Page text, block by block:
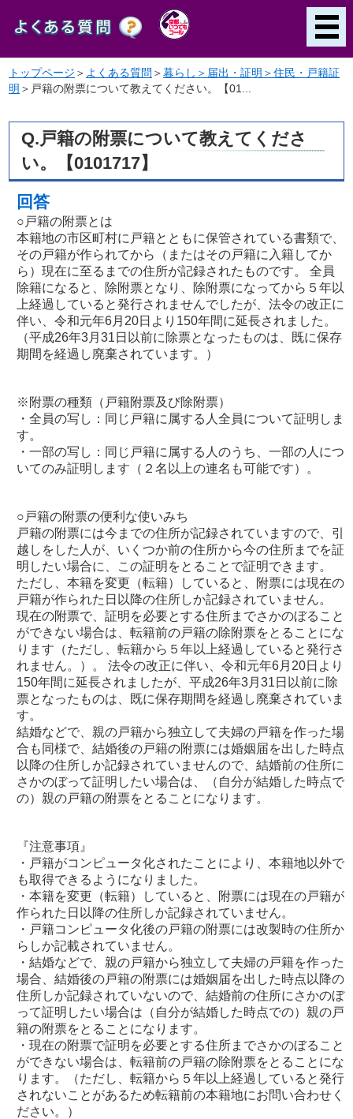
トップページ ＞ よくある質問 ＞ 暮らし＞届出・証明＞住民・戸籍証
明 ＞ 戸籍の附票について教えてください。【01...
Q.戸籍の附票について教えてくださ
い。【0101717】
回答
○戸籍の附票とは
本籍地の市区町村に戸籍とともに保管されている書類で、
その戸籍が作られてから（またはその戸籍に入籍してか
ら）現在に至るまでの住所が記録されたものです。 全員
除籍になると、除附票となり、除附票になってから５年以
上経過していると発行されませんでしたが、法令の改正に
伴い、令和元年6月20日より150年間に延長されました。
（平成26年3月31日以前に除票となったものは、既に保存
期間を経過し廃棄されています。）
※附票の種類（戸籍附票及び除附票）
・全員の写し：同じ戸籍に属する人全員について証明しま
す。
・一部の写し：同じ戸籍に属する人のうち、一部の人につ
いてのみ証明します（２名以上の連名も可能です）。
○戸籍の附票の便利な使いみち
戸籍の附票には今までの住所が記録されていますので、引
越しをした人が、いくつか前の住所から今の住所までを証
明したい場合に、この証明をとることで証明できます。
ただし、本籍を変更（転籍）していると、附票には現在の
戸籍が作られた日以降の住所しか記録されていません。
現在の附票で、証明を必要とする住所までさかのぼること
ができない場合は、転籍前の戸籍の除附票をとることにな
ります（ただし、転籍から５年以上経過していると発行さ
れません。）。 法令の改正に伴い、令和元年6月20日より
150年間に延長されましたが、平成26年3月31日以前に除
票となったものは、既に保存期間を経過し廃棄されていま
す。
結婚などで、親の戸籍から独立して夫婦の戸籍を作った場
合も同様で、結婚後の戸籍の附票には婚姻届を出した時点
以降の住所しか記録されていませんので、結婚前の住所に
さかのぼって証明したい場合は、（自分が結婚した時点で
の）親の戸籍の附票をとることになります。
『注意事項』
・戸籍がコンピュータ化されたことにより、本籍地以外で
も取得できるようになりました。
・本籍を変更（転籍）していると、附票には現在の戸籍が
作られた日以降の住所しか記録されていません。
・戸籍コンピュータ化後の戸籍の附票には改製時の住所か
らしか記載されていません。
・結婚などで、親の戸籍から独立して夫婦の戸籍を作った
場合、結婚後の戸籍の附票には婚姻届を出した時点以降の
住所しか記録されていないので、結婚前の住所にさかのぼ
って証明したい場合は（自分が結婚した時点での）親の戸
籍の附票をとることになります。
・現在の附票で証明を必要とする住所までさかのぼること
ができない場合は、転籍前の戸籍の除附票をとることにな
ります。（ただし、転籍から５年以上経過していると発行
されないことがあるため転籍前の本籍地にお問い合わせく
ださい。）